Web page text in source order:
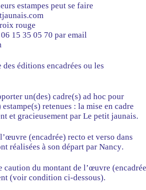
estampes peut se faire
rouge
15 35 05 70 par email
éditions encadrées ou les
un(des) cadre(s) ad hoc pour
retenues : la mise en cadre
et gracieusement par Le petit jaunais.
(encadrée) recto et verso dans
réalisées à son départ par Nancy.
caution du montant de l’œuvre
(voir condition ci-dessous).